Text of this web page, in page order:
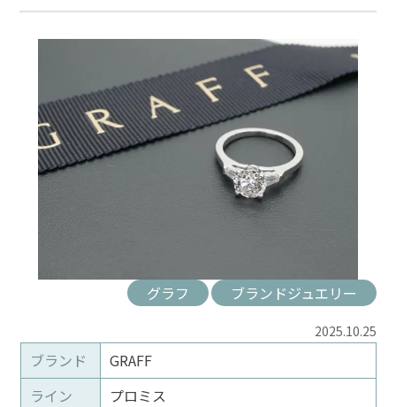
グラフ ブランドジュエリー
2025.10.25
ブランド
GRAFF
ライン
プロミス